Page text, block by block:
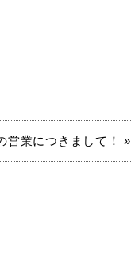
営業につきまして！ »